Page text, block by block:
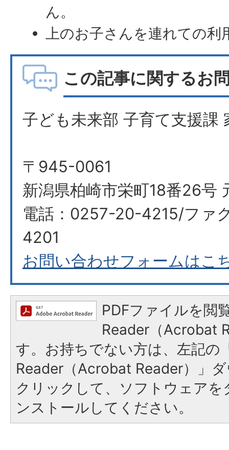
ん。
上のお子さんを連れての利
この記事に関するお
子ども未来部 子育て支援課
〒945-0061
新潟県柏崎市栄町18番26号
電話：0257-20-4215/ファ
4201
お問い合わせフォームはこ
PDFファイルを閲
Reader（Acrobat
す。お持ちでない方は、左記の
Reader（Acrobat Reader）」
クリックして、ソフトウェア
ンストールしてください。